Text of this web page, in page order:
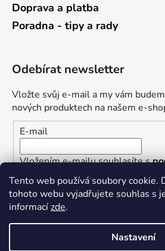
Tento web používá soubory cookie.
tohoto webu vyjadřujete souhlas s
informacízde.
Nastavení
Doprava a platba
Poradna - tipy a rady
Odebírat newsletter
Vložte svůj e-mail a my vám
nových produktech na našem e-
E-mail
Vložením e-mailu souhlasíte s
osobních údajů
PŘIHLÁSIT SE